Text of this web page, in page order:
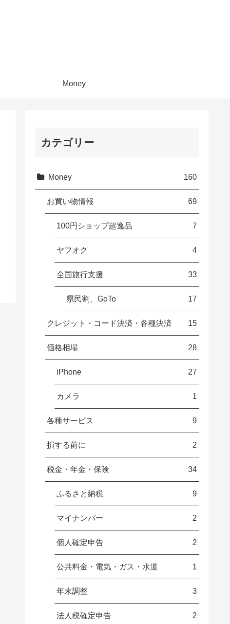
Money
カテゴリー
Money 160
お買い物情報 69
100円ショップ超逸品 7
ヤフオク 4
全国旅行支援 33
県民割、GoTo 17
クレジット・コード決済・各種決済 15
価格相場 28
iPhone 27
カメラ 1
各種サービス 9
損する前に 2
税金・年金・保険 34
ふるさと納税 9
マイナンバー 2
個人確定申告 2
公共料金・電気・ガス・水道 1
年末調整 3
法人税確定申告 2